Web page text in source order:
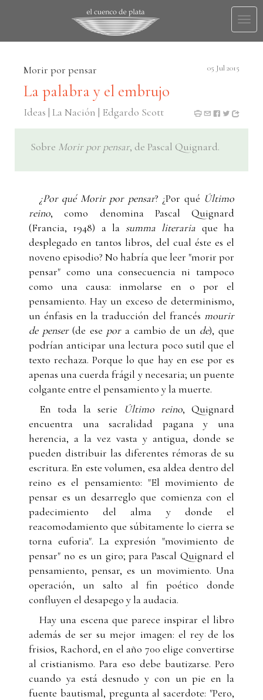
Morir por pensar 05 Jul 2015
La palabra y el embrujo
Ideas | La Nación | Edgardo Scott
Sobre Morir por pensar, de Pascal Quignard.
¿Por qué Morir por pensar? ¿Por qué Último
reino, como denomina Pascal Quignard
(Francia, 1948) a la summa literaria que ha
desplegado en tantos libros, del cual éste es el
noveno episodio? No habría que leer "morir por
pensar" como una consecuencia ni tampoco
como una causa: inmolarse en o por el
pensamiento. Hay un exceso de determinismo,
un énfasis en la traducción del francés mourir
de penser(de ese pora cambio de un de), que
podrían anticipar una lectura poco sutil que el
texto rechaza. Porque lo que hay en ese por es
apenas una cuerda frágil y necesaria; un puente
colgante entre el pensamiento y la muerte.
En toda la serie
Último reino, Quignard
encuentra una sacralidad pagana y una
herencia, a la vez vasta y antigua, donde se
pueden distribuir las diferentes rémoras de su
escritura. En este volumen, esa aldea dentro del
reino es el pensamiento: "El movimiento de
pensar es un desarreglo que comienza con el
padecimiento del alma y donde el
reacomodamiento que súbitamente lo cierra se
torna euforia". La expresión "movimiento de
pensar" no es un giro; para Pascal Quignard el
pensamiento, pensar, es un movimiento. Una
operación, un salto al fin poético donde
confluyen el desapego y la audacia.
Hay una escena que parece inspirar el libro
además de ser su mejor imagen: el rey de los
frisios, Rachord, en el año 700 elige convertirse
al cristianismo. Para eso debe bautizarse. Pero
cuando ya está desnudo y con un pie en la
fuente bautismal, pregunta al sacerdote: "Pero,